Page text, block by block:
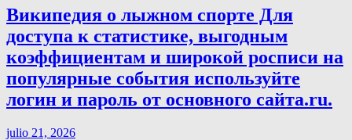
Википедия о лыжном спорте Для
доступа к статистике, выгодным
коэффициентам и широкой росписи на
популярные события используйте
логин и пароль от основного сайта.ru.
julio 21, 2026